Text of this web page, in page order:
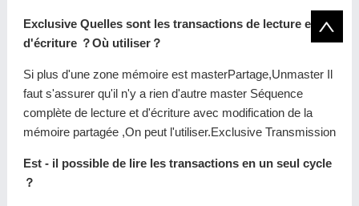
Exclusive Quelles sont les transactions de lecture et
d'écriture ？Où utiliser？
Si plus d'une zone mémoire est masterPartage,Unmaster Il
faut s'assurer qu'il n'y a rien d'autre master Séquence
complète de lecture et d'écriture avec modification de la
mémoire partagée ,On peut l'utiliser.Exclusive Transmission
Est - il possible de lire les transactions en un seul cycle
？